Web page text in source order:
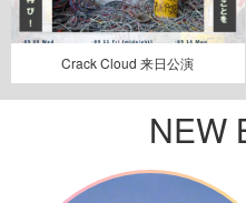
Crack Cloud 来日公演
NEW